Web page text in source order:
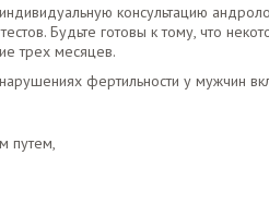
консультацию
Будьте готовы к тому, что
трех месяцев.
фертильности у мужчин
путем,